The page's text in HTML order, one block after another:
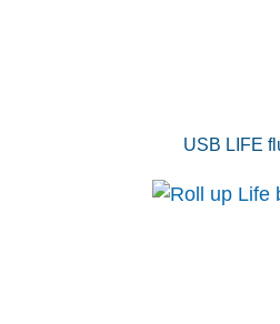
USB LIFE